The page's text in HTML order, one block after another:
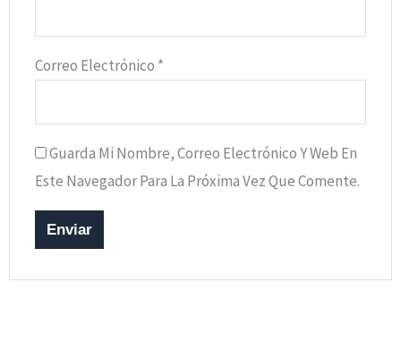
Correo Electrónico *
Guarda Mi Nombre, Correo Electrónico Y Web En
Este Navegador Para La Próxima Vez Que Comente.